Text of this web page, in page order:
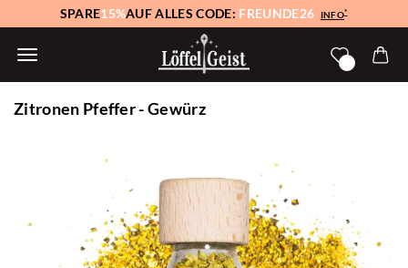
SPARE15%AUF ALLES CODE: FREUNDE26 INFO*
Zitronen Pfeffer - Gewürz